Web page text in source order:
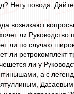
Нету повода.
возникают
ли
ли по случаю
ли ретрокомплект
ли у
а с